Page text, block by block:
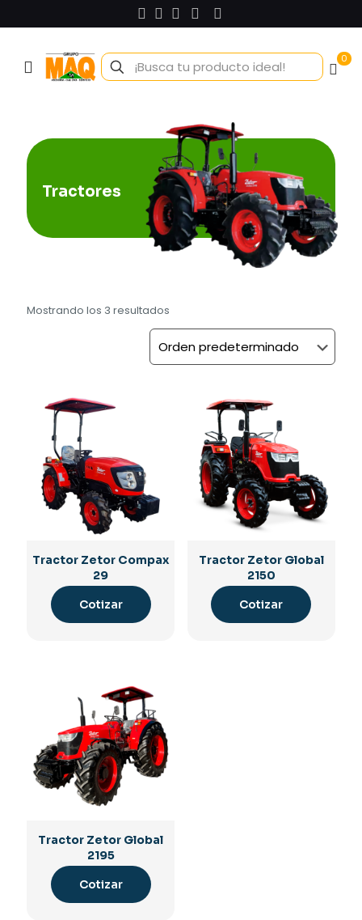
0
Tractores
Mostrando los 3 resultados
Tractor Zetor Compax
29
Cotizar
Tractor Zetor Global
2150
Cotizar
Tractor Zetor Global
2195
Cotizar